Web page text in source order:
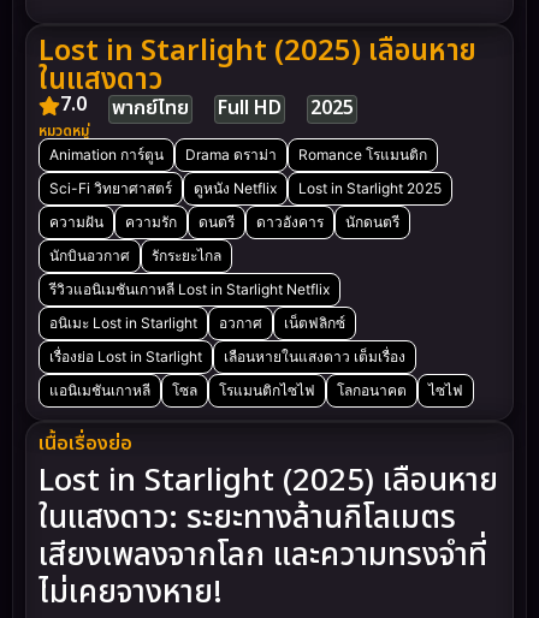
Lost in Starlight (2025) เลือนหาย
ในแสงดาว
7.0 พากย์ไทย Full HD 2025
หมวดหมู่
Animation การ์ตูน Drama ดราม่า
Romance โรแมนติก
Sci-Fi วิทยาศาสตร์
ดูหนัง Netflix
Lost in Starlight 2025
ความฝัน
ความรัก ดนตรี ดาวอังคาร
นักดนตรี
นักบินอวกาศ
รักระยะไกล
รีวิวแอนิเมชันเกาหลี Lost in Starlight Netflix
อนิเมะ Lost in Starlight
อวกาศ
เน็ตฟลิกซ์
เรื่องย่อ Lost in Starlight
เลือนหายในแสงดาว เต็มเรื่อง
แอนิเมชันเกาหลี
โซล โรแมนติกไซไฟ โลกอนาคต ไซไฟ
เนื้อเรื่องย่อ
Lost in Starlight (2025) เลือนหาย
ในแสงดาว: ระยะทางล้านกิโลเมตร
เสียงเพลงจากโลก และความทรงจำที่
ไม่เคยจางหาย!